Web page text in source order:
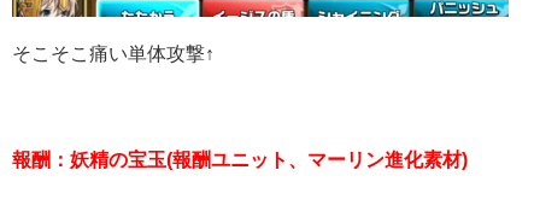
そこそこ痛い単体攻撃↑
報酬：妖精の宝玉(報酬ユニット、マーリン進化素材)